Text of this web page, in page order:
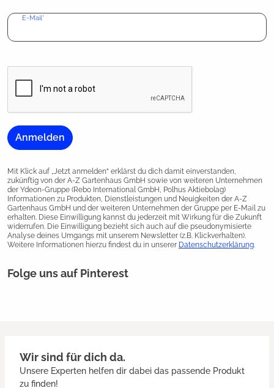
E-Mail*
Anmelden
Mit Klick auf „Jetzt anmelden“ erklärst du dich damit einverstanden,
zukünftig von der A-Z Gartenhaus GmbH sowie von weiteren Unternehmen
der Ydeon-Gruppe (Rebo International GmbH, Polhus Aktiebolag)
Informationen zu Produkten, Dienstleistungen und Neuigkeiten der A-Z
Gartenhaus GmbH und der weiteren Unternehmen der Gruppe per E-Mail zu
erhalten. Diese Einwilligung kannst du jederzeit mit Wirkung für die Zukunft
widerrufen. Die Einwilligung bezieht sich auch auf die pseudonymisierte
Analyse deines Umgangs mit unserem Newsletter (z.B. Klickverhalten).
Weitere Informationen hierzu findest du in unserer Datenschutzerklärung.
Folge uns auf Pinterest
Wir sind für dich da.
Unsere Experten helfen dir dabei das passende Produkt
zu finden!